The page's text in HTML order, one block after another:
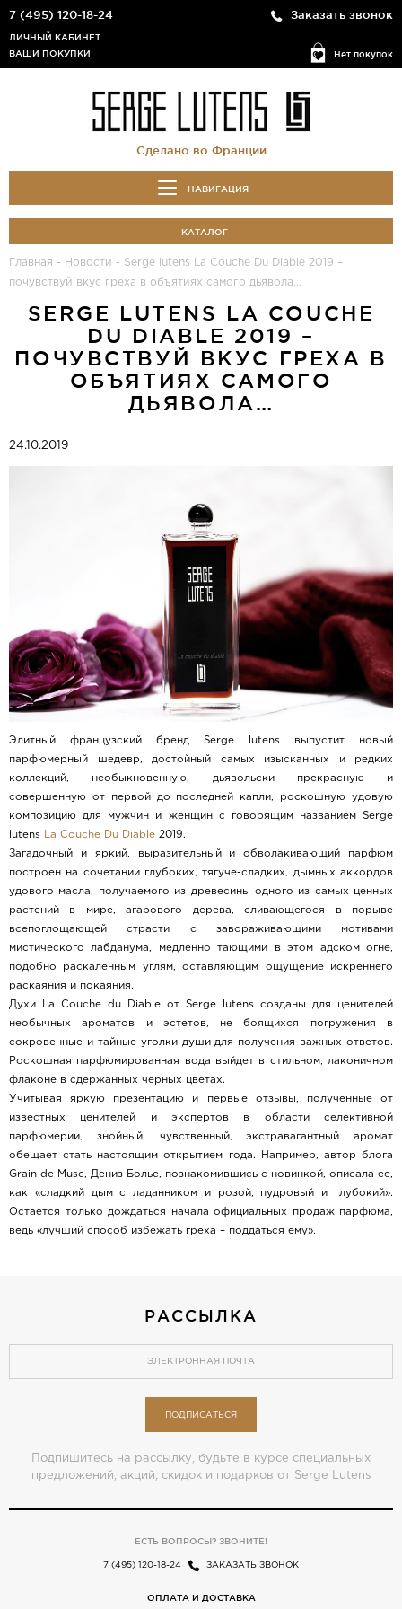
7 (495) 120-18-24 Заказать звонок
Нет покупок
ЛИЧНЫЙ КАБИНЕТ
ВАШИ ПОКУПКИ
Сделано во Франции
НАВИГАЦИЯ
КАТАЛОГ
Главная - Новости - Serge lutens La Couche Du Diable 2019 –
почувствуй вкус греха в объятиях самого дьявола…
SERGE LUTENS LA COUCHE
DU DIABLE 2019 –
ПОЧУВСТВУЙ ВКУС ГРЕХА В
ОБЪЯТИЯХ САМОГО
ДЬЯВОЛА…
24.10.2019
Элитный французский бренд Serge lutens выпустит новый
парфюмерный шедевр, достойный самых изысканных и редких
коллекций, необыкновенную, дьявольски прекрасную и
совершенную от первой до последней капли, роскошную удовую
композицию для мужчин и женщин с говорящим названием Serge
lutens
La Couche Du Diable 2019.
Загадочный и яркий, выразительный и обволакивающий парфюм
построен на сочетании глубоких, тягуче-сладких, дымных аккордов
удового масла, получаемого из древесины одного из самых ценных
растений в мире, агарового дерева, сливающегося в порыве
всепоглощающей страсти с завораживающими мотивами
мистического лабданума, медленно тающими в этом адском огне,
подобно раскаленным углям, оставляющим ощущение искреннего
раскаяния и покаяния.
Духи La Couche du Diable от Serge lutens созданы для ценителей
необычных ароматов и эстетов, не боящихся погружения в
сокровенные и тайные уголки души для получения важных ответов.
Роскошная парфюмированная вода выйдет в стильном, лаконичном
флаконе в сдержанных черных цветах.
Учитывая яркую презентацию и первые отзывы, полученные от
известных ценителей и экспертов в области селективной
парфюмерии, знойный, чувственный, экстравагантный аромат
обещает стать настоящим открытием года. Например, автор блога
Grain de Musc, Дениз Болье, познакомившись с новинкой, описала ее,
как «сладкий дым с ладанником и розой, пудровый и глубокий».
Остается только дождаться начала официальных продаж парфюма,
ведь «лучший способ избежать греха – поддаться ему».
РАССЫЛКА
ПОДПИСАТЬСЯ
Подпишитесь на рассылку, будьте в курсе специальных
предложений, акций, скидок и подарков от Serge Lutens
ЕСТЬ ВОПРОСЫ? ЗВОНИТЕ!
7 (495) 120-18-24 ЗАКАЗАТЬ ЗВОНОК
ОПЛАТА И ДОСТАВКА